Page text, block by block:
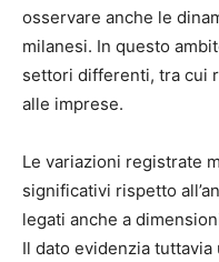
osservare anche le
milanesi. In questo
settori differenti, tra cui
alle imprese.
Le variazioni registrate
significativi rispetto
legati anche a
Il dato evidenzia